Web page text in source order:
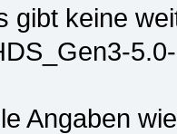
gibt keine
Angaben